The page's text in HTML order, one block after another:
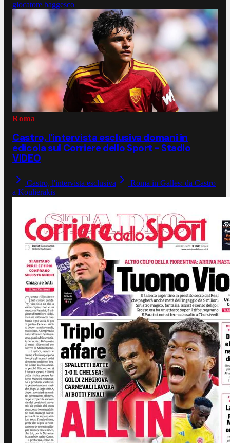
giocatore baggesco
Roma
Castro, l'intervista esclusiva domani in
edicola sul Corriere dello Sport - Stadio
VIDEO
Castro, l'intervista esclusiva
Roma in Galles: da Castro
a Koulierakis